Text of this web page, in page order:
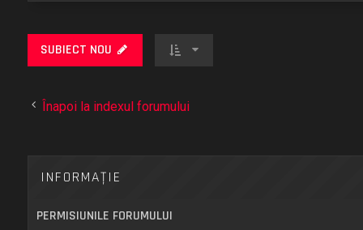
SUBIECT NOU
Înapoi la indexul forumului
INFORMAŢIE
PERMISIUNILE FORUMULUI